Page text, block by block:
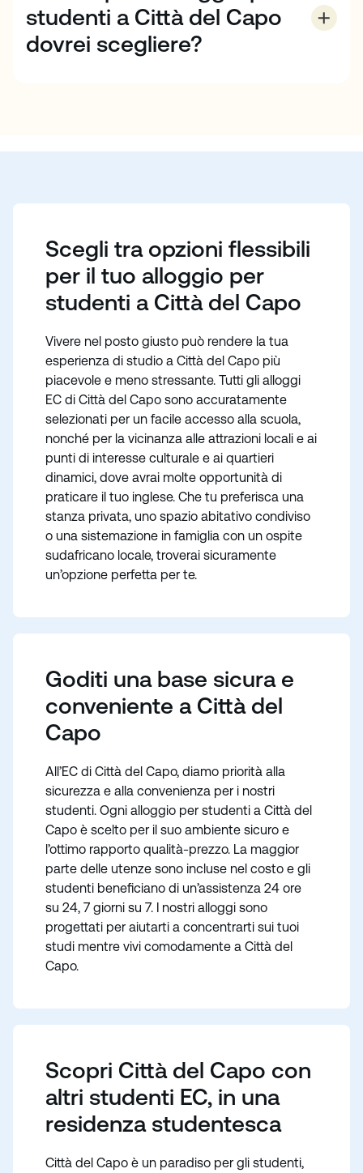
studenti a Città del Capo
dovrei scegliere?
ricerca di privacy, dovrete prendere in considerazione
Scegli tra opzioni flessibili
per il tuo alloggio per
studenti a Città del Capo
Vivere nel posto giusto può rendere la tua
esperienza di studio a Città del Capo più
piacevole e meno stressante. Tutti gli alloggi
EC di Città del Capo sono accuratamente
selezionati per un facile accesso alla scuola,
nonché per la vicinanza alle attrazioni locali e ai
punti di interesse culturale e ai quartieri
dinamici, dove avrai molte opportunità di
praticare il tuo inglese. Che tu preferisca una
stanza privata, uno spazio abitativo condiviso
o una sistemazione in famiglia con un ospite
sudafricano locale, troverai sicuramente
un’opzione perfetta per te.
Goditi una base sicura e
conveniente a Città del
Capo
All’EC di Città del Capo, diamo priorità alla
sicurezza e alla convenienza per i nostri
studenti. Ogni alloggio per studenti a Città del
Capo è scelto per il suo ambiente sicuro e
l’ottimo rapporto qualità-prezzo. La maggior
parte delle utenze sono incluse nel costo e gli
studenti beneficiano di un’assistenza 24 ore
su 24, 7 giorni su 7. I nostri alloggi sono
progettati per aiutarti a concentrarti sui tuoi
studi mentre vivi comodamente a Città del
Capo.
Scopri Città del Capo con
altri studenti EC, in una
residenza studentesca
Città del Capo è un paradiso per gli studenti,